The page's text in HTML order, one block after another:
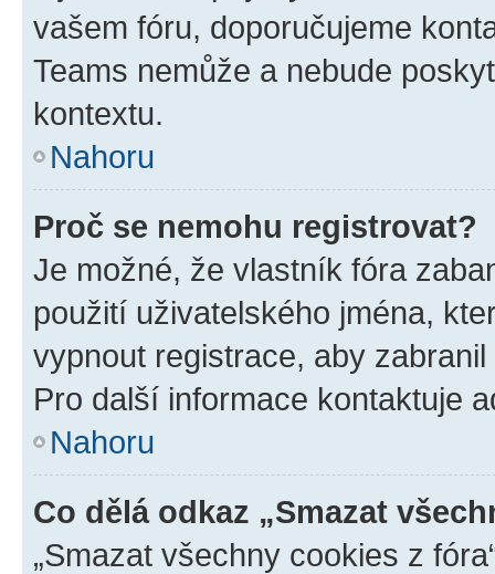
vašem fóru, doporučujeme
Teams nemůže a nebude
kontextu.
Nahoru
Proč se nemohu registrovat?
Je možné, že vlastník fóra
použití uživatelského jména,
vypnout registrace, aby
Pro další informace kontaktuje
Nahoru
Co dělá odkaz „Smazat
„Smazat všechny cookies z